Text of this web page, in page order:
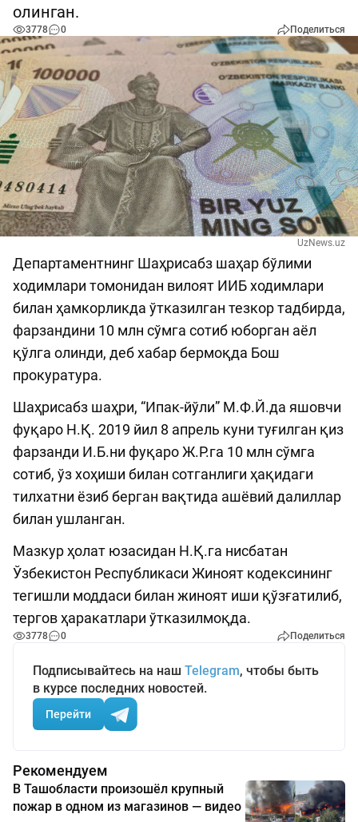
олинган.
3778 0 Поделиться
UzNews.uz
Департаментнинг Шаҳрисабз шаҳар бўлими
ходимлари томонидан вилоят ИИБ ходимлари
билан ҳамкорликда ўтказилган тезкор тадбирда,
фарзандини 10 млн сўмга сотиб юборган аёл
қўлга олинди, деб хабар бермоқда Бош
прокуратура.
Шаҳрисабз шаҳри, “Ипак-йўли” М.Ф.Й.да яшовчи
фуқаро Н.Қ. 2019 йил 8 апрель куни туғилган қиз
фарзанди И.Б.ни фуқаро Ж.Р.га 10 млн сўмга
сотиб, ўз хоҳиши билан сотганлиги ҳақидаги
тилхатни ёзиб берган вақтида ашёвий далиллар
билан ушланган.
Мазкур ҳолат юзасидан Н.Қ.га нисбатан
Ўзбекистон Республикаси Жиноят кодексининг
тегишли моддаси билан жиноят иши қўзғатилиб,
тергов ҳаракатлари ўтказилмоқда.
3778 0 Поделиться
Подписывайтесь на наш Telegram, чтобы быть
в курсе последних новостей.
Перейти
Рекомендуем
В Ташобласти произошёл крупный
пожар в одном из магазинов — видео